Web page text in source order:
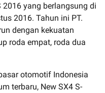
yang berlangsung di
2016. Tahun ini PT.
dengan kekuatan
roda empat, roda dua
otomotif Indonesia
terbaru, New SX4 S-